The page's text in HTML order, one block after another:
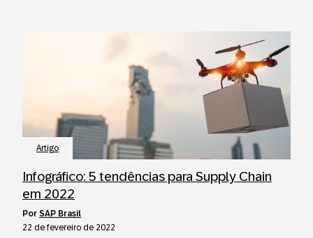
Artigo
Infográfico: 5 tendências para Supply Chain
em 2022
por SAP Brasil
22 de fevereiro de 2022